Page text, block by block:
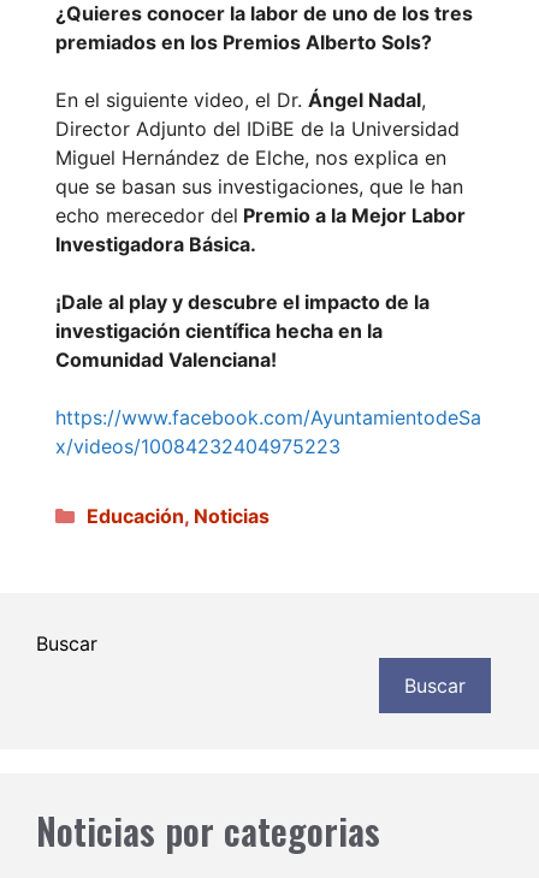
¿Quieres conocer la labor de uno de los tres
premiados en los Premios Alberto Sols?
En el siguiente video, el Dr. Ángel Nadal,
Director Adjunto del IDiBE de la Universidad
Miguel Hernández de Elche, nos explica en
que se basan sus investigaciones, que le han
echo merecedor del Premio a la Mejor Labor
Investigadora Básica.
¡Dale al play y descubre el impacto de la
investigación científica hecha en la
Comunidad Valenciana!
https://www.facebook.com/AyuntamientodeSa
x/videos/10084232404975223
Categorías
Educación, Noticias
Buscar
Buscar
Noticias por categorias